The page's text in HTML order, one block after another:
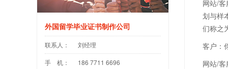
网站/
划与样
们称之
客户：
网站/
外国留学毕业证书制作公司
联系人： 刘经理
手 机： 186 7711 6696